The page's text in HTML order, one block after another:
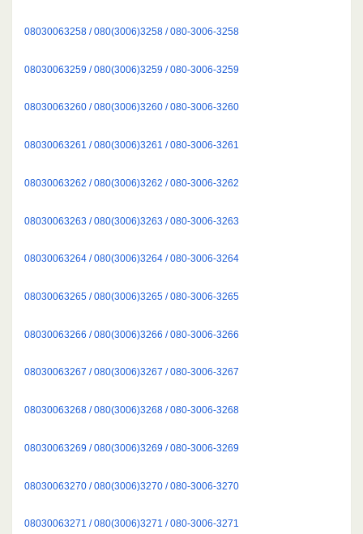
08030063258 / 080(3006)3258 / 080-3006-3258
08030063259 / 080(3006)3259 / 080-3006-3259
08030063260 / 080(3006)3260 / 080-3006-3260
08030063261 / 080(3006)3261 / 080-3006-3261
08030063262 / 080(3006)3262 / 080-3006-3262
08030063263 / 080(3006)3263 / 080-3006-3263
08030063264 / 080(3006)3264 / 080-3006-3264
08030063265 / 080(3006)3265 / 080-3006-3265
08030063266 / 080(3006)3266 / 080-3006-3266
08030063267 / 080(3006)3267 / 080-3006-3267
08030063268 / 080(3006)3268 / 080-3006-3268
08030063269 / 080(3006)3269 / 080-3006-3269
08030063270 / 080(3006)3270 / 080-3006-3270
08030063271 / 080(3006)3271 / 080-3006-3271